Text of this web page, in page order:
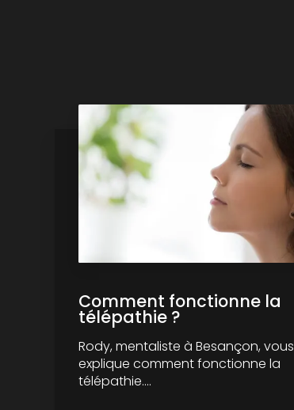
Comment fonctionne la
télépathie ?
Rody, mentaliste à Besançon, vous
explique comment fonctionne la
télépathie....